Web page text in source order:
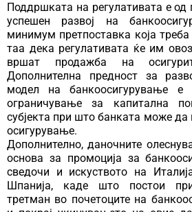
Поддршката на регулативата е од
успешен развој на
минимум претпоставка која
таа дека регулативата ќе им
вршат продажба на
Дополнителна предност за
модел на банкоосигурување
ограничување за капитална
субјекта при што банката може
осигурување.
Дополнително, даночните
основа за промоција за
сведочи и искуството на
Шпанија, каде што постои
третман во почетоците на